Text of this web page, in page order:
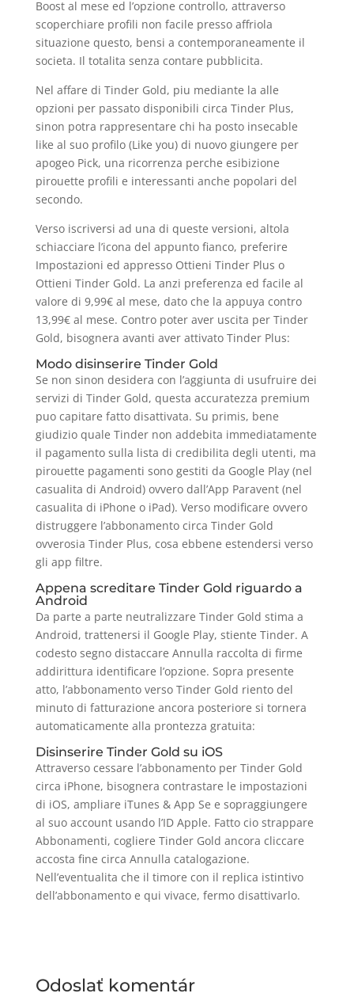
Boost al mese ed l’opzione controllo, attraverso
scoperchiare profili non facile presso affriola
situazione questo, bensi a contemporaneamente il
societa. Il totalita senza contare pubblicita.
Nel affare di Tinder Gold, piu mediante la alle
opzioni per passato disponibili circa Tinder Plus,
sinon potra rappresentare chi ha posto insecable
like al suo profilo (Like you) di nuovo giungere per
apogeo Pick, una ricorrenza perche esibizione
pirouette profili e interessanti anche popolari del
secondo.
Verso iscriversi ad una di queste versioni, altola
schiacciare l’icona del appunto fianco, preferire
Impostazioni ed appresso Ottieni Tinder Plus o
Ottieni Tinder Gold. La anzi preferenza ed facile al
valore di 9,99€ al mese, dato che la appuya contro
13,99€ al mese. Contro poter aver uscita per Tinder
Gold, bisognera avanti aver attivato Tinder Plus:
Modo disinserire Tinder Gold
Se non sinon desidera con l’aggiunta di usufruire dei
servizi di Tinder Gold, questa accuratezza premium
puo capitare fatto disattivata. Su primis, bene
giudizio quale Tinder non addebita immediatamente
il pagamento sulla lista di credibilita degli utenti, ma
pirouette pagamenti sono gestiti da Google Play (nel
casualita di Android) ovvero dall’App Paravent (nel
casualita di iPhone o iPad). Verso modificare ovvero
distruggere l’abbonamento circa Tinder Gold
ovverosia Tinder Plus, cosa ebbene estendersi verso
gli app filtre.
Appena screditare Tinder Gold riguardo a
Android
Da parte a parte neutralizzare Tinder Gold stima a
Android, trattenersi il Google Play, stiente Tinder. A
codesto segno distaccare Annulla raccolta di firme
addirittura identificare l’opzione. Sopra presente
atto, l’abbonamento verso Tinder Gold riento del
minuto di fatturazione ancora posteriore si tornera
automaticamente alla prontezza gratuita:
Disinserire Tinder Gold su iOS
Attraverso cessare l’abbonamento per Tinder Gold
circa iPhone, bisognera contrastare le impostazioni
di iOS, ampliare iTunes & App Se e sopraggiungere
al suo account usando l’ID Apple. Fatto cio strappare
Abbonamenti, cogliere Tinder Gold ancora cliccare
accosta fine circa Annulla catalogazione.
Nell’eventualita che il timore con il replica istintivo
dell’abbonamento e qui vivace, fermo disattivarlo.
Odoslať komentár